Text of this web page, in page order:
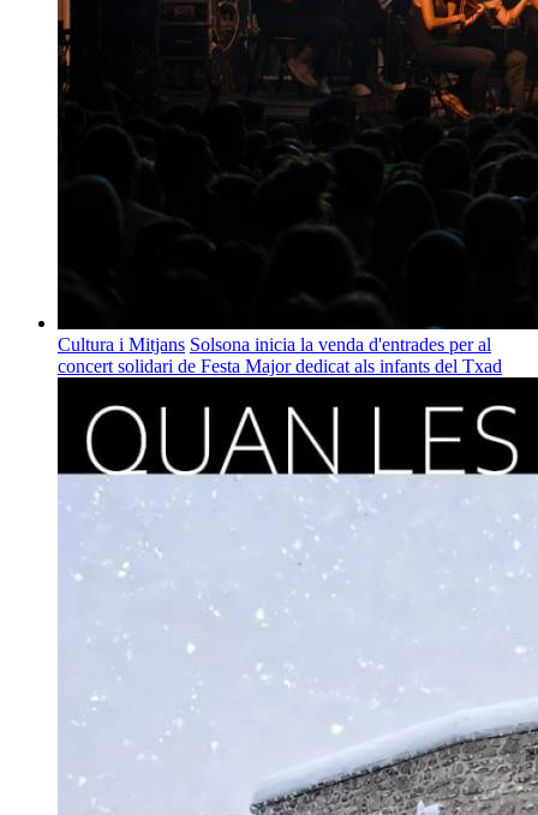
Cultura i Mitjans Solsona inicia la venda d'entrades per al
concert solidari de Festa Major dedicat als infants del Txad